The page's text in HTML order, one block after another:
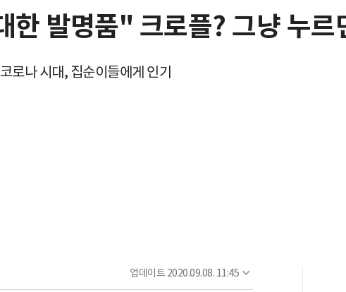
한 발명품" 크로플? 그냥 누르
로나 시대, 집순이들에게 인기
업데이트 2020.09.08. 11:45